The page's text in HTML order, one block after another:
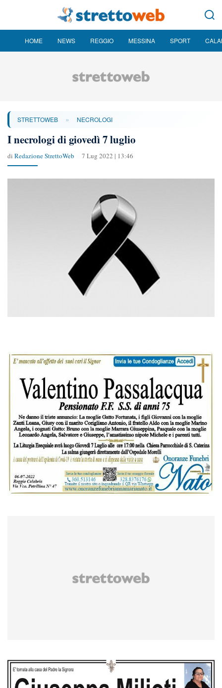
HOME NEWS REGGIO MESSINA SPORT
STRETTOWEB » NECROLOGI
I necrologi di giovedì 7 luglio
di Redazione StrettoWeb 7 Lug 2022 | 13:46